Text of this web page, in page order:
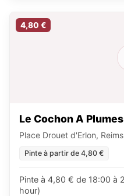
4,80 €
Le Cochon A Plumes
Place Drouet d'Erlon,
Pinte à partir de 4,80 €
Pinte à 4,80 € de 18:00 à
hour)